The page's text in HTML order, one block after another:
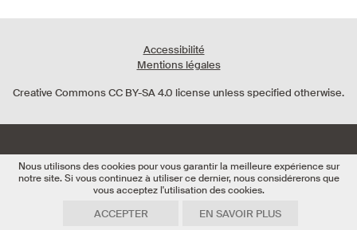
Accessibilité
Mentions légales
Creative CommonsCC BY-SA 4.0 license unless specified otherwise.
Nous utilisons des cookies pour vous garantir la meilleure expérience sur
notre site. Si vous continuez à utiliser ce dernier, nous considérerons que
vous acceptez l'utilisation des cookies.
ACCEPTER EN SAVOIR PLUS